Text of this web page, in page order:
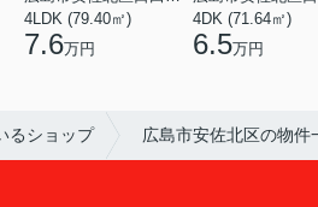
4LDK (79.40㎡)
7.6万円
4DK (71.64㎡)
6.5万円
るショップ 広島市安佐北区の物件